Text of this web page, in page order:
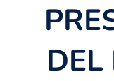
DEL